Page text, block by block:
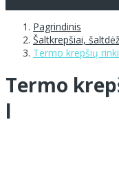
Pagrindinis
Šaltkrepšiai,
Termo krepšių
Termo
l